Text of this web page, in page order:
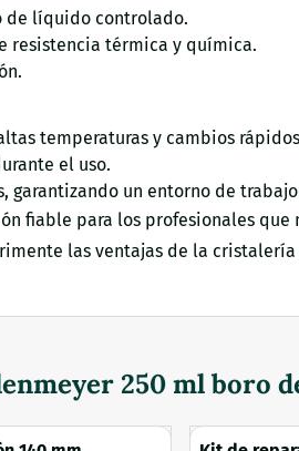
de líquido controlado.
resistencia térmica y química.
temperaturas y cambios
el uso.
un entorno de trabajo
fiable para los profesionales
las ventajas de la
250 ml boro